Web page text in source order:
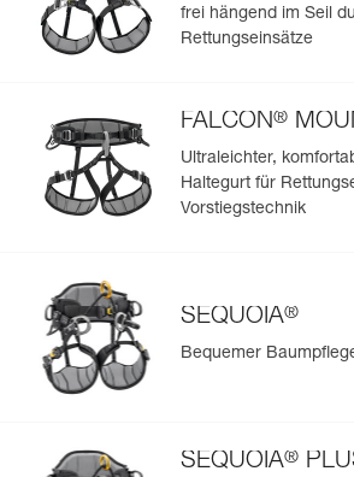
Sehen Sie sich die Geschichte eines
Herstellungsdatum an.
frei hängend im Seil
Rettungseinsätze
FALCON®
Ultraleichter,
Haltegurt für
Vorstiegstechnik
SEQUOIA®
Bequemer
SEQUOIA®